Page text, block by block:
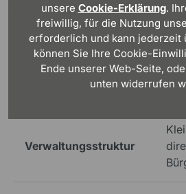
unsere Cookie-Erklärung.
freiwillig, für die Nutzung
erforderlich und kann jederzeit
können Sie Ihre Cookie-
Ende unserer Web-Seite,
unten widerrufen
gelegentlich Abweichungen
Gemeinde und größerer Stadt,
sollten:
Verwaltungsstruktur